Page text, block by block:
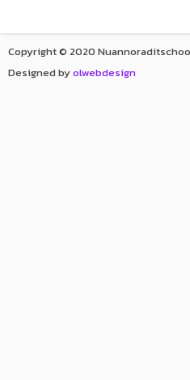
Copyright © 2020
Designed byolwebdesign